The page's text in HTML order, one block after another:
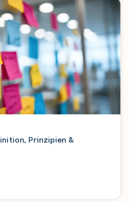
Prinzipien &